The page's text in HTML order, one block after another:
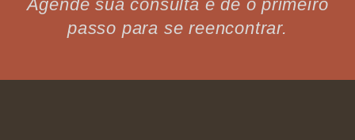
Agende sua consulta e dê o primeiro
passo para se reencontrar.